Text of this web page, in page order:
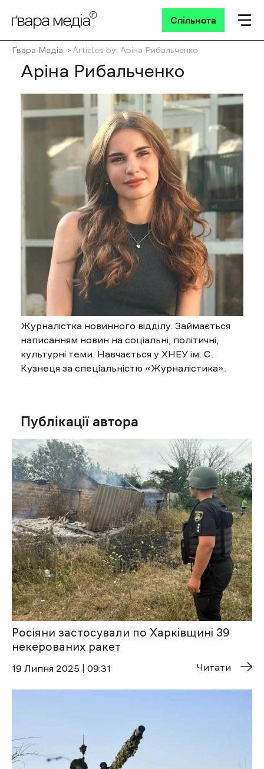
Спільнота
Ґвара Медіа Articles by: Аріна Рибальченко
Аріна Рибальченко
Журналістка новинного відділу. Займається
написанням новин на соціальні, політичні,
культурні теми. Навчається у ХНЕУ ім. С.
Кузнеця за спеціальністю «Журналістика».
Публікації автора
Росіяни застосували по Харківщині 39
некерованих ракет
19 Липня 2025 | 09:31 Читати